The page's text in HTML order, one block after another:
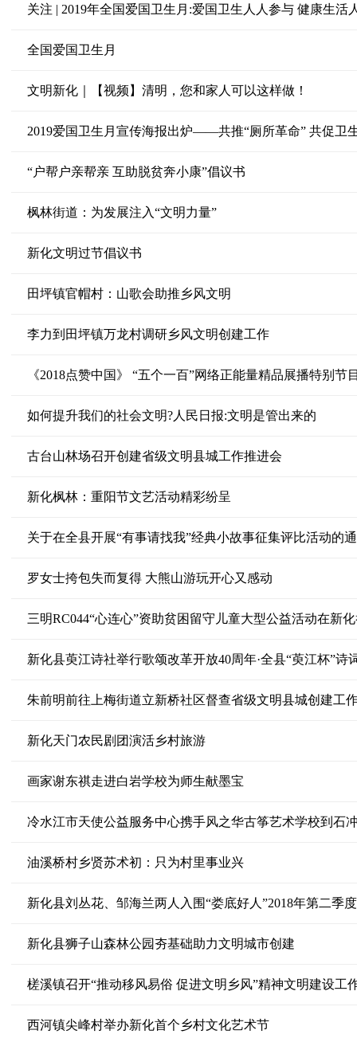
关注 | 2019年全国爱国卫生月:爱国卫生人人参与 健康生活
全国爱国卫生月
文明新化｜【视频】清明，您和家人可以这样做！
2019爱国卫生月宣传海报出炉——共推“厕所革命” 共促卫
“户帮户亲帮亲 互助脱贫奔小康”倡议书
​枫林街道：为发展注入“文明力量”
新化文明过节倡议书
田坪镇官帽村：山歌会助推乡风文明
李力到田坪镇万龙村调研乡风文明创建工作
《2018点赞中国》 “五个一百”网络正能量精品展播特别节
如何提升我们的社会文明?人民日报:文明是管出来的
古台山林场召开创建省级文明县城工作推进会
新化枫林：重阳节文艺活动精彩纷呈
关于在全县开展“有事请找我”经典小故事征集评比活动的
罗女士挎包失而复得 大熊山游玩开心又感动
三明RC044“心连心”资助贫困留守儿童大型公益活动在新
新化县萸江诗社举行歌颂改革开放40周年·全县“萸江杯”诗
朱前明前往上梅街道立新桥社区督查省级文明县城创建工
新化天门农民剧团演活乡村旅游
画家谢东祺走进白岩学校为师生献墨宝
冷水江市天使公益服务中心携手风之华古筝艺术学校到石
油溪桥村乡贤苏术初：只为村里事业兴
新化县刘丛花、邹海兰两人入围“娄底好人”2018年第二季
新化县狮子山森林公园夯基础助力文明城市创建
槎溪镇召开“推动移风易俗 促进文明乡风”精神文明建设工
西河镇尖峰村举办新化首个乡村文化艺术节